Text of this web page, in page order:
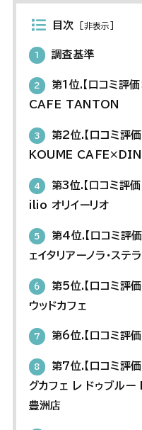
目次 非表示
1 調査基準
2
第1位.【口コミ評
CAFE TANTON
3
第2位.【口コミ評
KOUME
4
第3位.【口コミ評
ilio オリイーリオ
5
第4位.【口コミ評
ェイタリアーノラ・ステラ
6
第5位.【口コミ評
ウッドカフェ
7 第6位.【口コミ評
8
第7位.【口コミ評
グカフェ レ ドゥブル
豊洲店